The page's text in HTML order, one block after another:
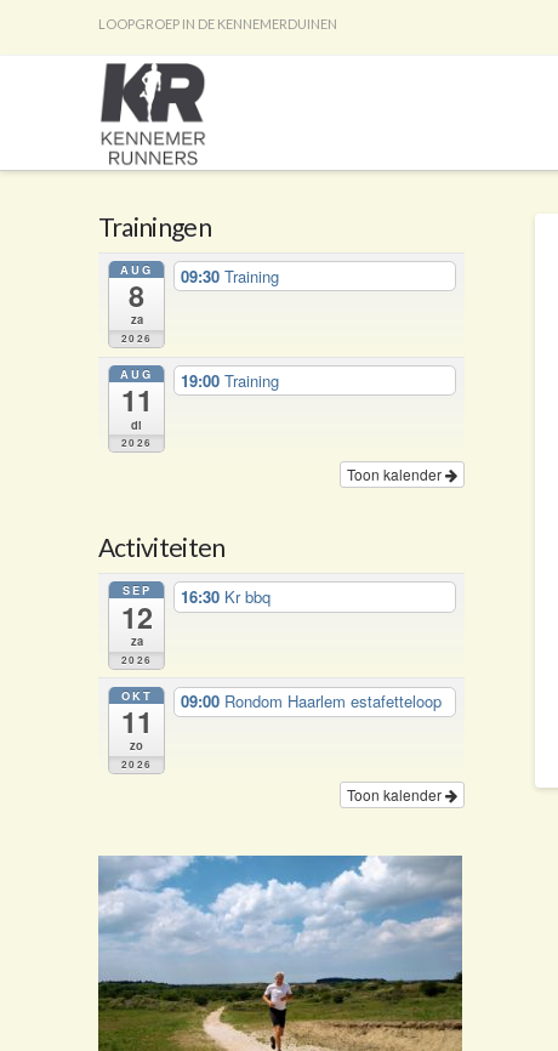
LOOPGROEP IN DE KENNEMERDUINEN
Trainingen
AUG
8
za
2026
09:30Training
AUG
11
di
2026
19:00Training
Toon kalender
Activiteiten
SEP
12
za
2026
16:30 Kr bbq
OKT
11
zo
2026
09:00 Rondom Haarlem estafetteloop
Toon kalender